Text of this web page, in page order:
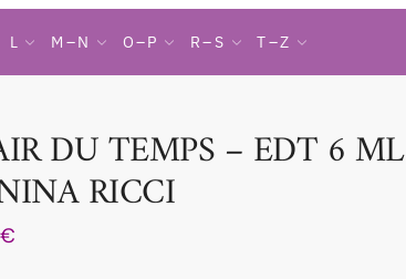
L M – N O – P R – S T – Z
DU TEMPS – EDT 6 ML
RICCI
€